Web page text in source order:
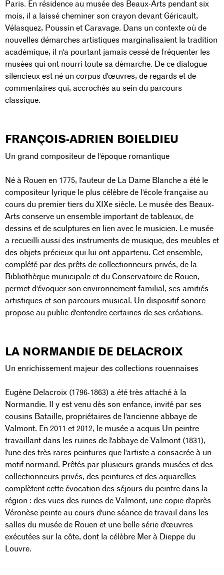
Paris. En résidence au musée des Beaux-Arts pendant six
mois, il a laissé cheminer son crayon devant Géricault,
Vélasquez, Poussin et Caravage. Dans un contexte où de
nouvelles démarches artistiques marginalisaient la tradition
académique, il n'a pourtant jamais cessé de fréquenter les
musées qui ont nourri toute sa démarche. De ce dialogue
silencieux est né un corpus d'œuvres, de regards et de
commentaires qui, accrochés au sein du parcours
classique.
FRANÇOIS-ADRIEN BOIELDIEU
Un grand compositeur de l'époque romantique
Né à Rouen en 1775, l'auteur de La Dame Blanche a été le
compositeur lyrique le plus célèbre de l'école française au
cours du premier tiers du XIXe siècle. Le musée des Beaux-
Arts conserve un ensemble important de tableaux, de
dessins et de sculptures en lien avec le musicien. Le musée
a recueilli aussi des instruments de musique, des meubles et
des objets précieux qui lui ont appartenu. Cet ensemble,
complété par des prêts de collectionneurs privés, de la
Bibliothèque municipale et du Conservatoire de Rouen,
permet d'évoquer son environnement familial, ses amitiés
artistiques et son parcours musical. Un dispositif sonore
propose au public d'entendre certaines de ses créations.
LA NORMANDIE DE DELACROIX
Un enrichissement majeur des collections rouennaises
Eugène Delacroix (1796-1863) a été très attaché à la
Normandie. Il y est venu dès son enfance, invité par ses
cousins Bataille, propriétaires de l'ancienne abbaye de
Valmont. En 2011 et 2012, le musée a acquis Un peintre
travaillant dans les ruines de l'abbaye de Valmont (1831),
l'une des très rares peintures que l'artiste a consacrée à un
motif normand. Prêtés par plusieurs grands musées et des
collectionneurs privés, des peintures et des aquarelles
complètent cette évocation des séjours du peintre dans la
région : des vues des ruines de Valmont, une copie d'après
Véronèse peinte au cours d'une séance de travail dans les
salles du musée de Rouen et une belle série d'œuvres
exécutées sur la côte, dont la célèbre Mer à Dieppe du
Louvre.